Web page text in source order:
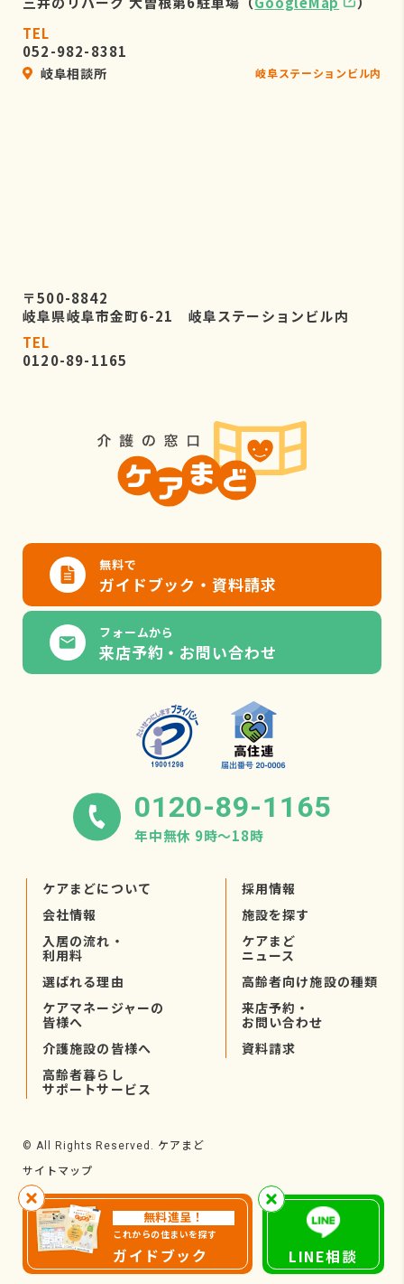
無料進呈！
これからの住まいを探す
ガイドブック LINE相談
TEL
052-982-8381
岐阜相談所 岐阜ステーションビル内
〒500-8842
岐阜県岐阜市金町6-21 岐阜ステーションビル内
TEL
0120-89-1165
無料で
ガイドブック・資料請求
フォームから
来店予約・お問い合わせ
0120-89-1165
年中無休 9時〜18時
ケアまどについて
会社情報
入居の流れ・
利用料
選ばれる理由
ケアマネージャーの
皆様へ
介護施設の皆様へ
高齢者暮らし
サポートサービス
採用情報
施設を探す
ケアまど
ニュース
高齢者向け施設の種類
来店予約・
お問い合わせ
資料請求
© All Rights Reserved. ケアまど
サイトマップ